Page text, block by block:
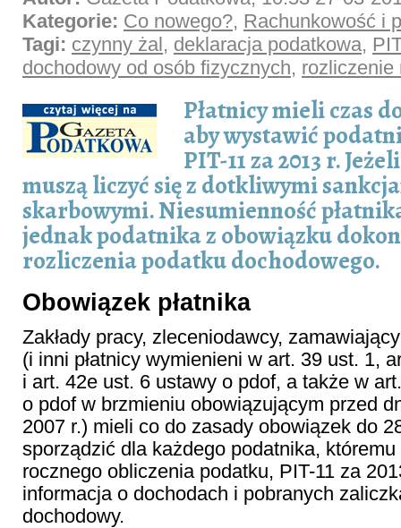
Kategorie: Co nowego?, Rachunkowość i
Tagi: czynny żal, deklaracja podatkowa, PIT
dochodowy od osób fizycznych, rozliczenie
Płatnicy mieli czas
aby wystawić
PIT-11 za 2013 r.
muszą liczyć się z dotkliwymi
skarbowymi. Niesumienność
jednak podatnika z obowiązku
rozliczenia podatku dochodowego.
Obowiązek płatnika
Zakłady pracy, zleceniodawcy,
(i inni płatnicy wymienieni w art. 39 ust. 1,
i art. 42e ust. 6 ustawy o pdof, a także w
o pdof w brzmieniu obowiązującym przed
2007 r.) mieli co do zasady obowiązek do
sporządzić dla każdego podatnika,
rocznego obliczenia podatku, PIT-11 za
informacja o dochodach i pobranych
dochodowy.